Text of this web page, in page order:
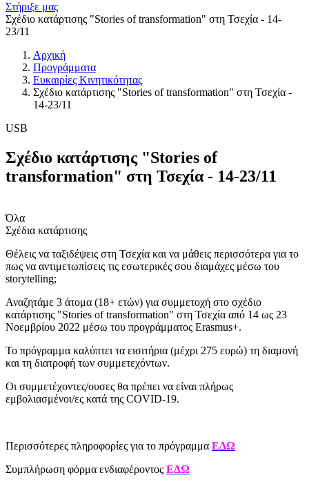
Στήριξε μας
Σχέδιο κατάρτισης "Stories of transformation" στη Τσεχία - 14-
23/11
Αρχική
Προγράμματα
Ευκαιρίες Κινητικότητας
Σχέδιο κατάρτισης "Stories of transformation" στη Τσεχία -
14-23/11
USB
Σχέδιο κατάρτισης "Stories of
transformation" στη Τσεχία - 14-23/11
Όλα
Σχέδια κατάρτισης
Θέλεις να ταξιδέψεις στη Τσεχία και να μάθεις περισσότερα για το
πως να αντιμετωπίσεις τις εσωτερικές σου διαμάχες μέσω του
storytelling;
Αναζητάμε 3 άτομα (18+ ετών) για συμμετοχή στο σχέδιο
κατάρτισης "Stories of transformation" στη Τσεχία από 14 ως 23
Νοεμβρίου 2022 μέσω του προγράμματος Erasmus+.
Το πρόγραμμα καλύπτει τα εισιτήρια (μέχρι 275 ευρώ) τη διαμονή
και τη διατροφή των συμμετεχόντων.
Οι συμμετέχοντες/ουσες θα πρέπει να είναι πλήρως
εμβολιασμένοι/ες κατά της COVID-19.
Περισσότερες πληροφορίες για το πρόγραμμα ΕΔΩ
Συμπλήρωση φόρμα ενδιαφέροντος ΕΔΩ